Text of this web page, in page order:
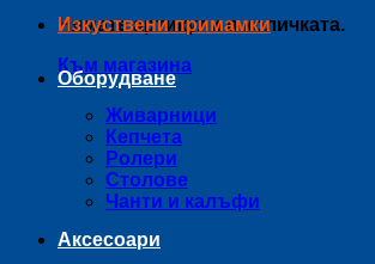
Нямате артикули в количката.
Към магазина
Изкуствени примамки
Оборудване
Живарници
Кепчета
Ролери
Столове
Чанти и калъфи
Аксесоари